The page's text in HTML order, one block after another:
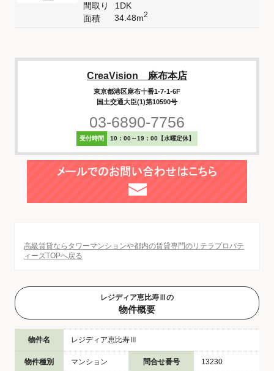
間取り
1DK
面積
34.48m2
CreaVision 麻布本店
東京都港区麻布十番1-7-1-6F
国土交通大臣(1)第10590号
03-6890-7756
受付時間 10：00～19：00【水曜定休】
高級賃貸ならタワーマンションや都内の賃貸専門のリテラプロパテ
ィーズTOPへ戻る
レジディア恵比寿Ⅲの
物件概要
物件名 レジディア恵比寿Ⅲ
物件種別 マンション 問合せ番号 13230